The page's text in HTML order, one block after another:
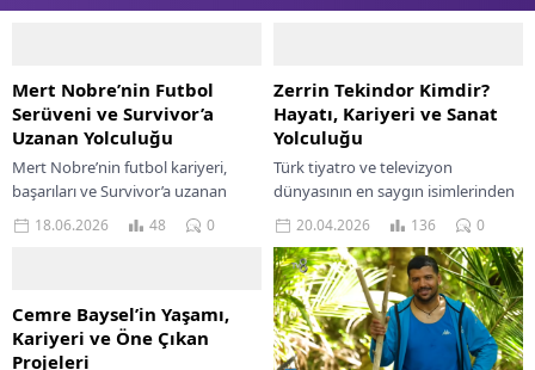
Mert Nobre’nin Futbol
Serüveni ve Survivor’a
Uzanan Yolculuğu
Mert Nobre’nin futbol kariyeri,
başarıları ve Survivor’a uzanan
yolculuğunu keşfedin; unutulmaz
anlarını ve dönüm noktalarını
18.06.2026 48 0
Zerrin Tekindor Kimdir?
Hayatı, Kariyeri ve Sanat
Yolculuğu
Türk tiyatro ve televizyon
dünyasının en saygın isimlerinden
biri olan Zerrin Tekindor, hem
oyunculuğu hem de ressam
kimliğiyle dikkat çeken...
20.04.2026 136 0
Cemre Baysel’in Yaşamı,
Kariyeri ve Öne Çıkan
Projeleri